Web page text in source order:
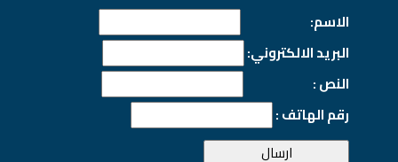
الاسم:
البريد الالكتروني:
النص :
رقم الهاتف :